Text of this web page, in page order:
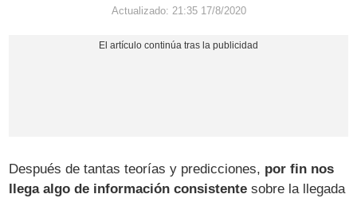
Actualizado: 21:35 17/8/2020
Después de tantas teorías y predicciones, por fin nos
llega algo de información consistente sobre la llegada